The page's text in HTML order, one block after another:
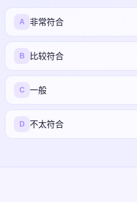
A 非常符合
B 比较符合
C 一般
D 不太符合